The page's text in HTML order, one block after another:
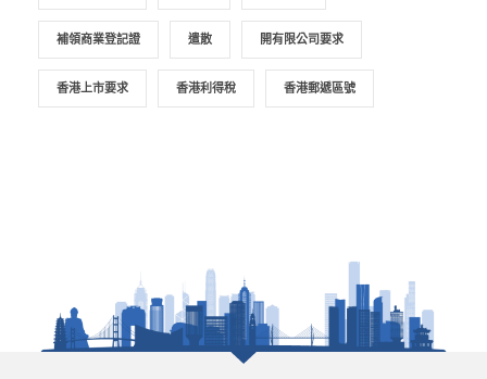
補領商業登記證 遣散 開有限公司要求
香港上市要求 香港利得稅 香港郵遞區號